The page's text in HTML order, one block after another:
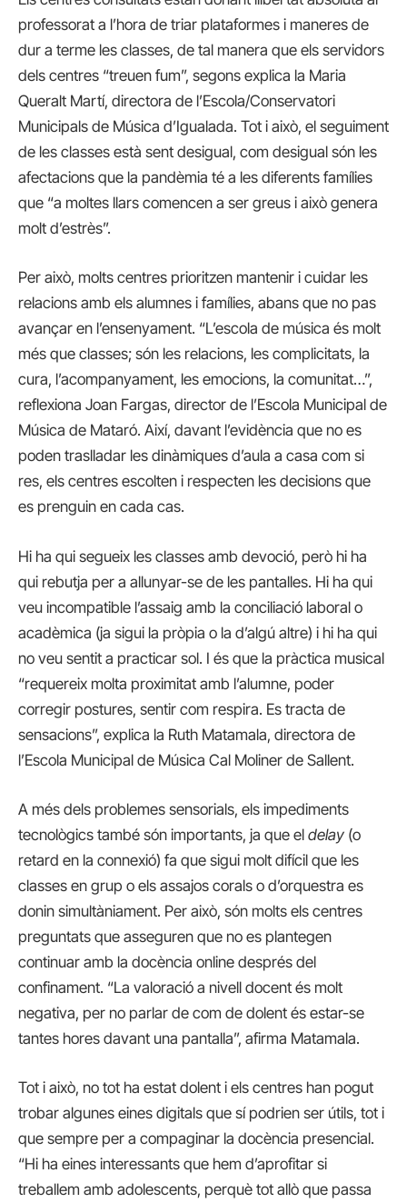
professorat a l’hora de triar plataformes i maneres de
dur a terme les classes, de tal manera que els servidors
dels centres “treuen fum”, segons explica la Maria
Queralt Martí, directora de l’Escola/Conservatori
Municipals de Música d’Igualada. Tot i això, el seguiment
de les classes està sent desigual, com desigual són les
afectacions que la pandèmia té a les diferents famílies
que “a moltes llars comencen a ser greus i això genera
molt d’estrès”.
Per això, molts centres prioritzen mantenir i cuidar les
relacions amb els alumnes i famílies, abans que no pas
avançar en l’ensenyament. “L’escola de música és molt
més que classes; són les relacions, les complicitats, la
cura, l’acompanyament, les emocions, la comunitat…”,
reflexiona Joan Fargas, director de l’Escola Municipal de
Música de Mataró. Així, davant l’evidència que no es
poden traslladar les dinàmiques d’aula a casa com si
res, els centres escolten i respecten les decisions que
es prenguin en cada cas.
Hi ha qui segueix les classes amb devoció, però hi ha
qui rebutja per a allunyar-se de les pantalles. Hi ha qui
veu incompatible l’assaig amb la conciliació laboral o
acadèmica (ja sigui la pròpia o la d’algú altre) i hi ha qui
no veu sentit a practicar sol. I és que la pràctica musical
“requereix molta proximitat amb l’alumne, poder
corregir postures, sentir com respira. Es tracta de
sensacions”, explica la Ruth Matamala, directora de
l’Escola Municipal de Música Cal Moliner de Sallent.
A més dels problemes sensorials, els impediments
tecnològics també són importants, ja que el delay (o
retard en la connexió) fa que sigui molt difícil que les
classes en grup o els assajos corals o d’orquestra es
donin simultàniament. Per això, són molts els centres
preguntats que asseguren que no es plantegen
continuar amb la docència online després del
confinament. “La valoració a nivell docent és molt
negativa, per no parlar de com de dolent és estar-se
tantes hores davant una pantalla”, afirma Matamala.
Tot i això, no tot ha estat dolent i els centres han pogut
trobar algunes eines digitals que sí podrien ser útils, tot i
que sempre per a compaginar la docència presencial.
“Hi ha eines interessants que hem d’aprofitar si
treballem amb adolescents, perquè tot allò que passa